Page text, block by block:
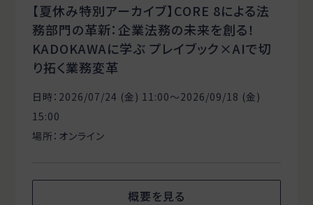
【夏休み特別アーカイブ】CORE 8による法
務部門の革新：企業法務の未来を創る！
KADOKAWAに学ぶ プレイブック×AIで切
り拓く業務変革
日時：2026/07/24 (金) 11:00〜2026/09/18 (金)
15:00
場所：オンライン
概要を見る